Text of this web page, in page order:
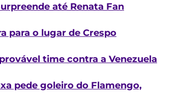
até Renata Fan
para o lugar de Crespo
time contra a Venezuela
pede goleiro do Flamengo,